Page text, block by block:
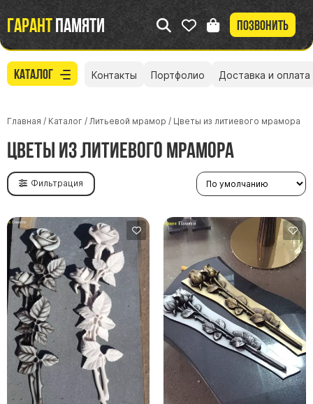
Гарантпамяти Позвонить
Каталог
Участникам СВО
Памятники из гранита
Памятники из мрамора
Элитные памятники
Резные памятники
Контакты Портфолио Доставка и оплата
Главная / Каталог / Литьевой мрамор / Цветы из литиевого мрамора
Цветы из литиевого мрамора
Фильтрация